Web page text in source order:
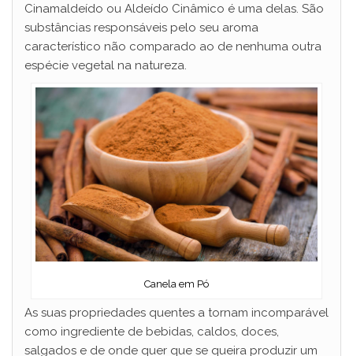
Cinamaldeído ou Aldeído Cinâmico é uma delas. São
substâncias responsáveis pelo seu aroma
característico não comparado ao de nenhuma outra
espécie vegetal na natureza.
Canela em Pó
As suas propriedades quentes a tornam incomparável
como ingrediente de bebidas, caldos, doces,
salgados e de onde quer que se queira produzir um